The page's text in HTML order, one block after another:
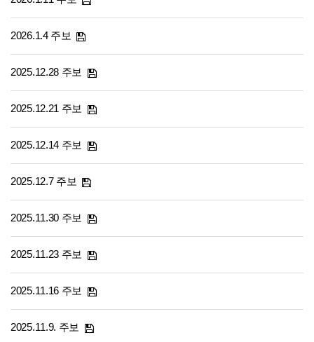
2026.1.4 주보
2025.12.28 주보
2025.12.21 주보
2025.12.14 주보
2025.12.7 주보
2025.11.30 주보
2025.11.23 주보
2025.11.16 주보
2025.11.9. 주보